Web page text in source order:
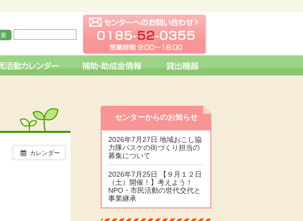
カレンダー
センターからのお知らせ
2026年7月27日 地域おこし協
力隊バスケの街づくり担当の
募集について
2026年7月25日 【９月１２日
（土）開催！】考えよう！
NPO・市民活動の世代交代と
事業継承